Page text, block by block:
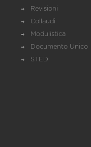
Revisioni
Collaudi
Modulistica
Documento Unico
STED